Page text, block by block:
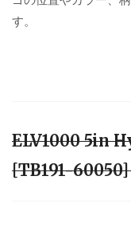
す。
ELV1000 5in
[TB191-60050]